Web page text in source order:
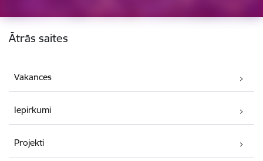
Kājene
Ātrās saites
Vakances
Iepirkumi
Projekti